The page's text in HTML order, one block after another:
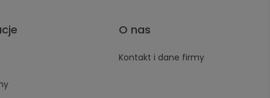
O nas
Kontakt i dane firmy